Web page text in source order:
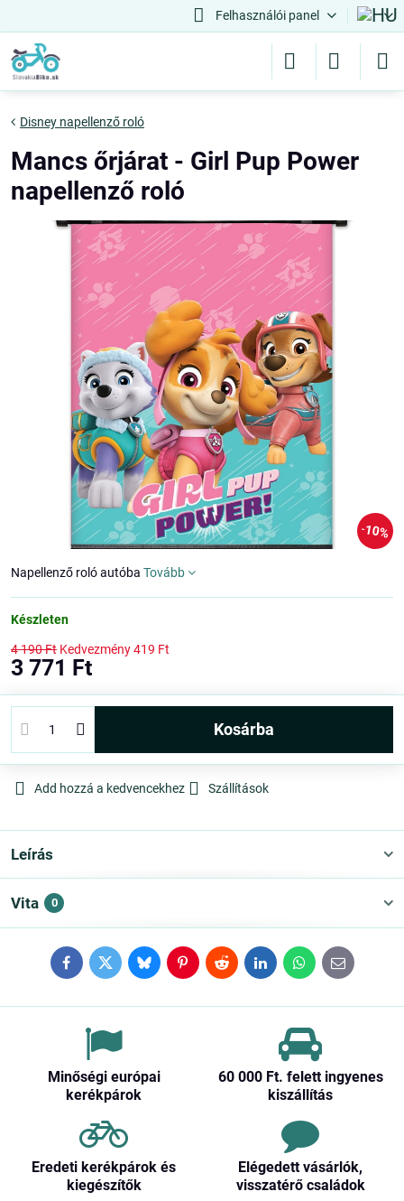
Felhasználói panel
10%
Disney napellenző roló
Mancs őrjárat - Girl Pup Power
napellenző roló
Napellenző roló autóba Tovább
Készleten
4 190 Ft Kedvezmény419 Ft
3 771 Ft
kosárba
Add hozzá a kedvencekhez Szállítások
Leírás
Vita 0
FacebookTwitterBlueskyPinterestRedditLinkedInWhatsApp
E-
mail
Minőségi európai
kerékpárok
60 000 Ft​. felett ingyenes
kiszállítás
Eredeti kerékpárok és
kiegészítők
Elégedett vásárlók,
visszatérő családok